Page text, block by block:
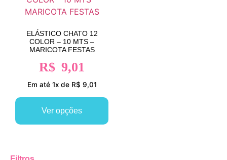
ELÁSTICO CHATO 12
COLOR – 10 MTS –
MARICOTA FESTAS
R$ 9,01
Em até 1x de R$ 9,01
Ver opções